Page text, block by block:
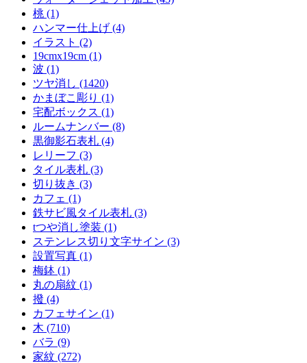
桃 (1)
ハンマー仕上げ (4)
イラスト (2)
19cmx19cm (1)
波 (1)
ツヤ消し (1420)
かまぼこ彫り (1)
宅配ボックス (1)
ルームナンバー (8)
黒御影石表札 (4)
レリーフ (3)
タイル表札 (3)
切り抜き (3)
カフェ (1)
鉄サビ風タイル表札 (3)
tつや消し塗装 (1)
ステンレス切り文字サイン (3)
設置写真 (1)
梅鉢 (1)
丸の扇紋 (1)
撥 (4)
カフェサイン (1)
木 (710)
バラ (9)
家紋 (272)